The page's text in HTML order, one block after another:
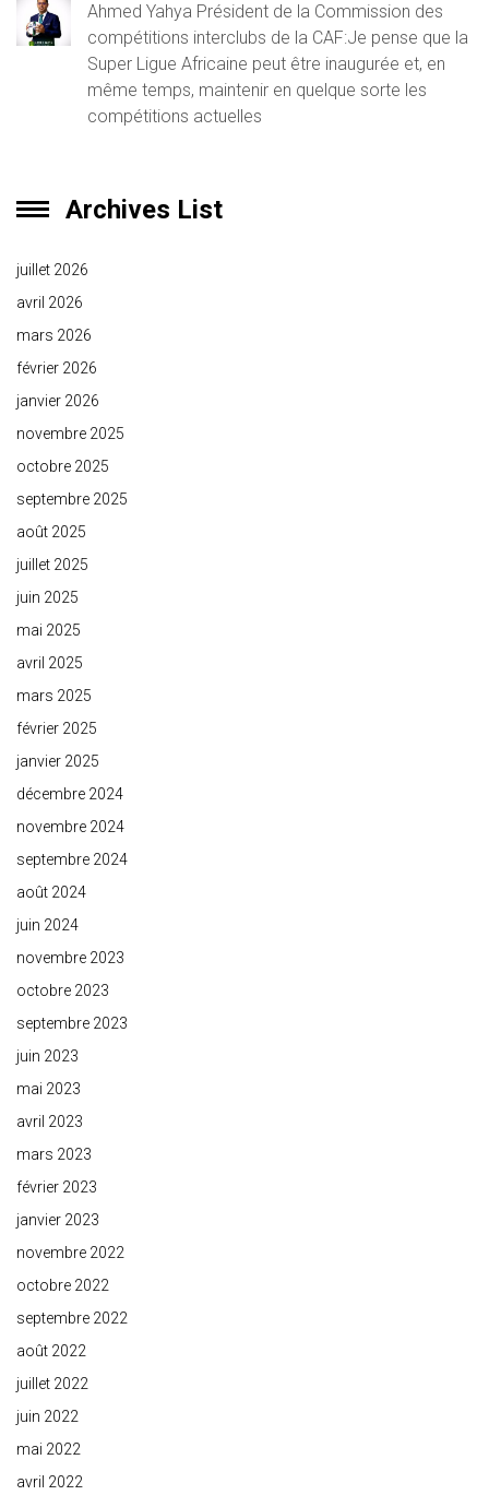
Ahmed Yahya Président de la Commission des
compétitions interclubs de la CAF:Je pense que la
Super Ligue Africaine peut être inaugurée et, en
même temps, maintenir en quelque sorte les
compétitions actuelles
Archives List
juillet 2026
avril 2026
mars 2026
février 2026
janvier 2026
novembre 2025
octobre 2025
septembre 2025
août 2025
juillet 2025
juin 2025
mai 2025
avril 2025
mars 2025
février 2025
janvier 2025
décembre 2024
novembre 2024
septembre 2024
août 2024
juin 2024
novembre 2023
octobre 2023
septembre 2023
juin 2023
mai 2023
avril 2023
mars 2023
février 2023
janvier 2023
novembre 2022
octobre 2022
septembre 2022
août 2022
juillet 2022
juin 2022
mai 2022
avril 2022